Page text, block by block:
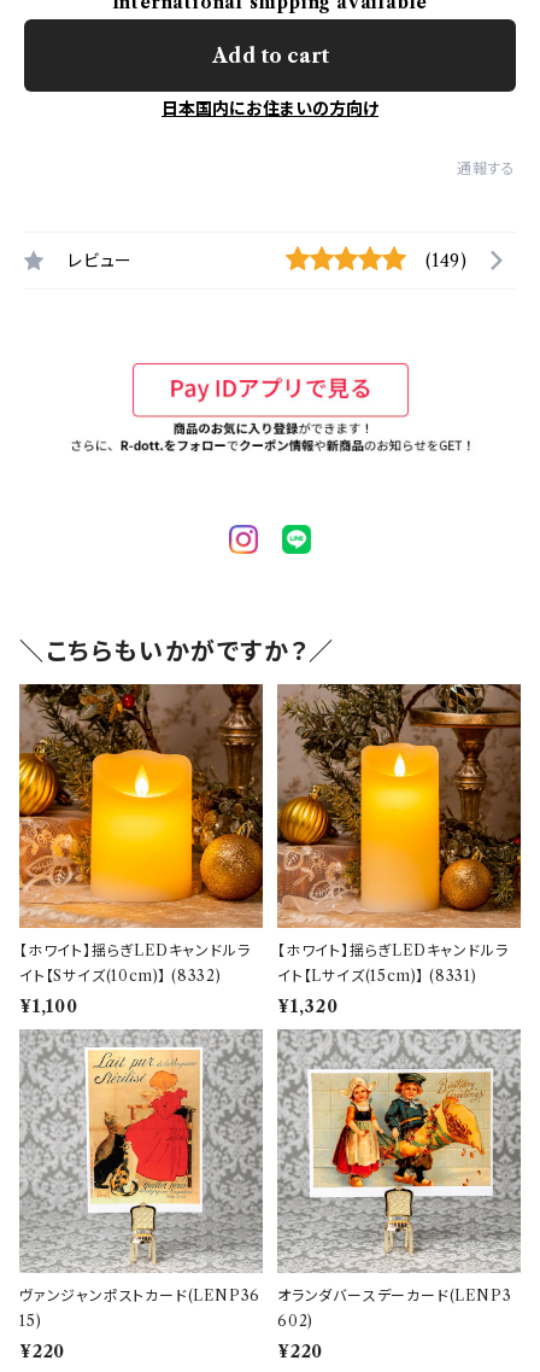
Add to cart
日本国内にお住まいの方向け
通報する
レビュー (149)
＼こちらもいかがですか？／
【ホワイト】揺らぎLEDキャンドルラ
イト【Sサイズ(10cm)】 (8332)
¥1,100
【ホワイト】揺らぎLEDキャンドルラ
イト【Lサイズ(15cm)】 (8331)
¥1,320
ヴァンジャンポストカード(LENP36
15)
¥220
オランダバースデーカード(LENP3
602)
¥220